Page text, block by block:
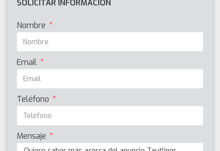
SOLICITAR INFORMACIÓN
Nombre
Email
Teléfono
Mensaje